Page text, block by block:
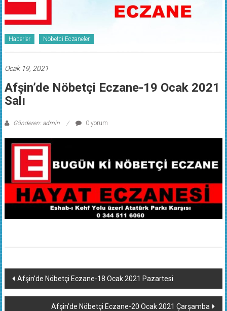
Haberler Nöbetci Eczaneler
Ocak 19, 2021
Afşin’de Nöbetçi Eczane-19 Ocak 2021
Salı
Gönderen: admin 0 yorum
Yazı
dolaşımı
Afşin’de Nöbetçi Eczane-18 Ocak 2021 Pazartesi
Afşin’de Nöbetçi Eczane-20 Ocak 2021 Çarşamba